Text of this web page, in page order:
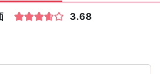
3.68